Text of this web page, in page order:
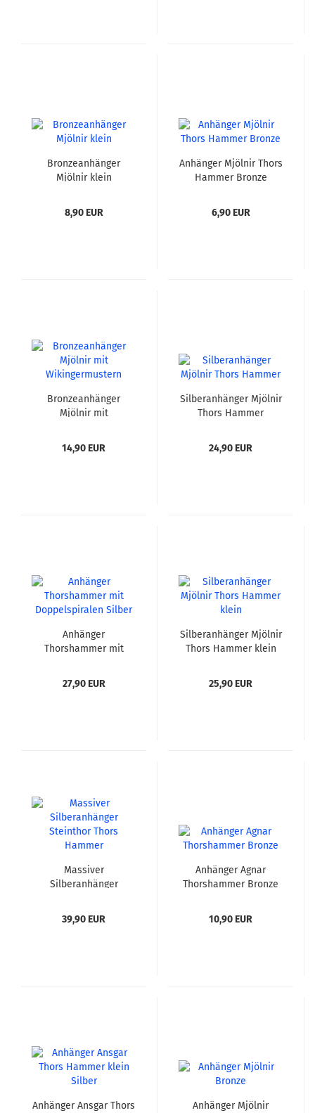
Bronzeanhänger
Mjölnir klein
8,90 EUR
Anhänger Mjölnir Thors
Hammer Bronze
6,90 EUR
Bronzeanhänger
Mjölnir mit
14,90 EUR
Silberanhänger Mjölnir
Thors Hammer
24,90 EUR
Anhänger
Thorshammer mit
27,90 EUR
Silberanhänger Mjölnir
Thors Hammer klein
25,90 EUR
Massiver
Silberanhänger
39,90 EUR
Anhänger Agnar
Thorshammer Bronze
10,90 EUR
Anhänger Ansgar Thors Anhänger Mjölnir